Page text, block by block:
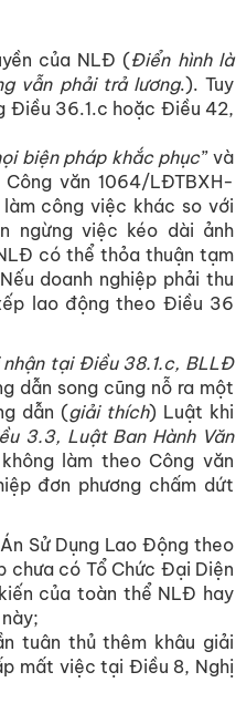
của NLĐ (Điển hình là
vẫn phải trả lương.). Tuy
Điều 36.1.c hoặc Điều 42,
biện pháp khắc phục” và
văn 1064/LĐTBXH-
công việc khác so với
ngừng việc kéo dài ảnh
có thể thỏa thuận tạm
doanh nghiệp phải thu
lao động theo Điều 36
tại Điều 38.1.c, BLLĐ
dẫn song cũng nỗ ra một
dẫn (giải thích) Luật khi
3.3, Luật Ban Hành Văn
làm theo Công văn
đơn phương chấm dứt
Sử Dụng Lao Động theo
có Tổ Chức Đại Diện
của toàn thể NLĐ hay
tuân thủ thêm khâu giải
mất việc tại Điều 8, Nghị